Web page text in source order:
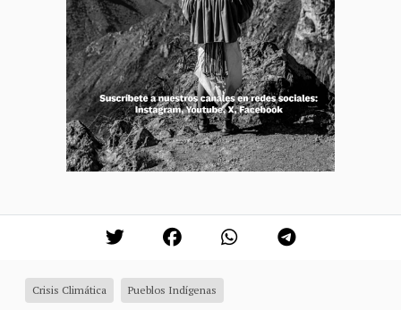
Crisis Climática Pueblos Indígenas